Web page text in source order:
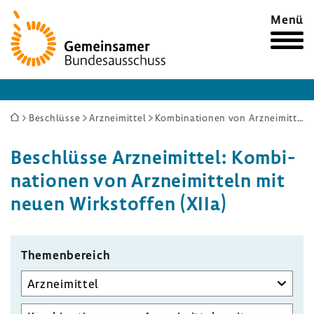
Zur
Startseite
Menü
Sie
hier:
Beschlüsse Arzneimittel Kombinationen von Arzneimitteln mit neuen Wirkstoffen (XIIa)
Beschlüsse Arznei­mittel: Kombi­
na­tionen von Arznei­mit­teln mit
neuen Wirk­stoffen (XIIa)
Themen­be­reich
Unterausschuss
auswählen